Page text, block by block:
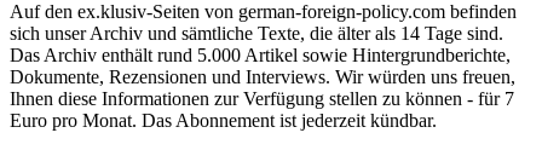
Auf den ex.klusiv-Seiten von german-foreign-policy.com befinden
sich unser Archiv und sämtliche Texte, die älter als 14 Tage sind.
Das Archiv enthält rund 5.000 Artikel sowie Hintergrundberichte,
Dokumente, Rezensionen und Interviews. Wir würden uns freuen,
Ihnen diese Informationen zur Verfügung stellen zu können - für 7
Euro pro Monat. Das Abonnement ist jederzeit kündbar.